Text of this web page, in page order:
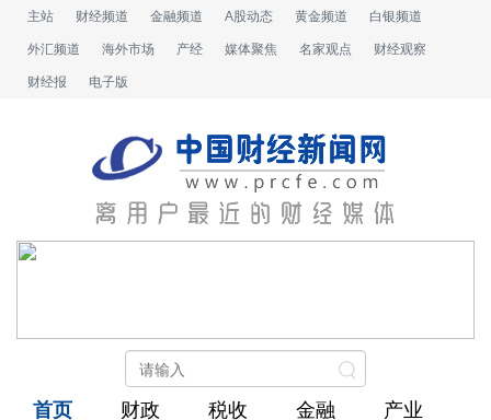
主站 财经频道 金融频道 A股动态 黄金频道 白银频道
外汇频道 海外市场 产经 媒体聚焦 名家观点 财经观察
财经报 电子版
首页 财政 税收 金融 产业